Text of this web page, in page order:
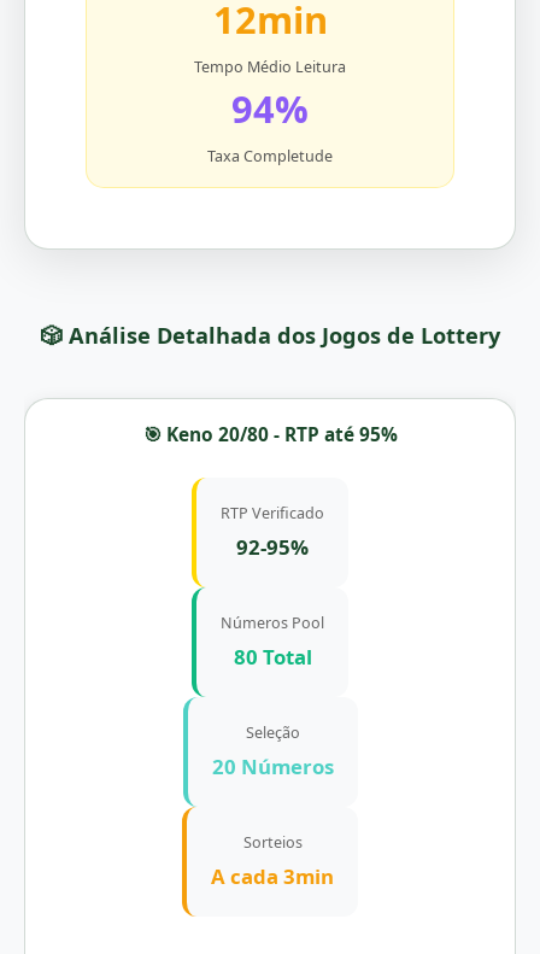
12min
Tempo Médio Leitura
94%
Taxa Completude
🎲 Análise Detalhada dos Jogos de Lottery
🎯 Keno 20/80 - RTP até 95%
RTP Verificado
92-95%
Números Pool
80 Total
Seleção
20 Números
Sorteios
A cada 3min